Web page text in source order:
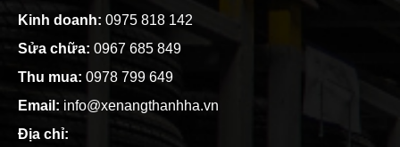
Kinh doanh: 0975 818 142
Sửa chữa: 0967 685 849
Thu mua: 0978 799 649
Email: info@xenangthanhha.vn
Địa chỉ: